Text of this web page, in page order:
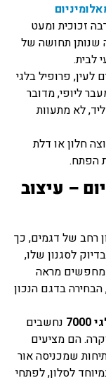
ומעט
תחושה של
פרופיל בלגי
ליופי, מדובר
לא מתעוות
חלון או דלת
– עיצוב
של דגמים, כך
לסגנון שלו,
מראה
בדגם הנכון
נחשבים
הם מציעים
שמכניסה אור
לסלון, לפתחי